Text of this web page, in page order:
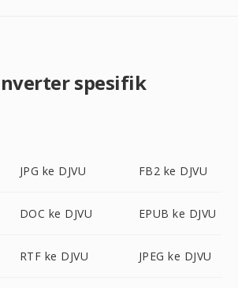
spesifik
JPG ke DJVU FB2 ke DJVU
DOC ke DJVU EPUB ke DJVU
RTF ke DJVU JPEG ke DJVU